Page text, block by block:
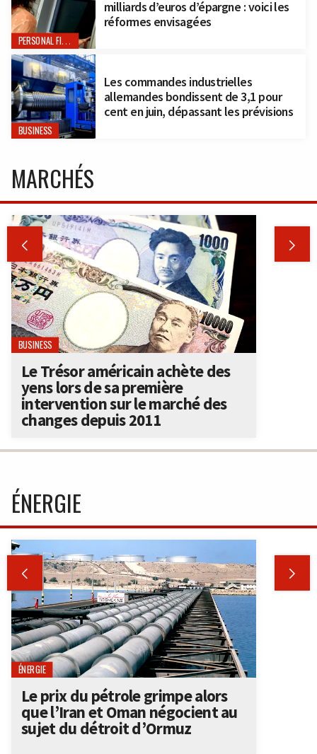
PERSONAL FINANCE
milliards d’euros d’épargne : voici les
réformes envisagées
BUSINESS
Les commandes industrielles
allemandes bondissent de 3,1 pour
cent en juin, dépassant les prévisions
MARCHÉS
 
BUSINESS
Le Trésor américain achète des
yens lors de sa première
intervention sur le marché des
changes depuis 2011
ÉNERGIE
 
ÉNERGIE
Le prix du pétrole grimpe alors
que l’Iran et Oman négocient au
sujet du détroit d’Ormuz